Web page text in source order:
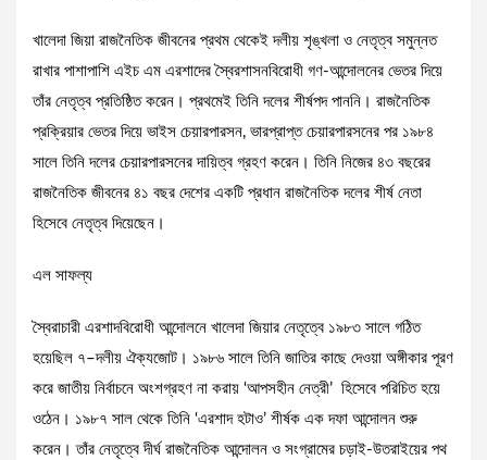
খালেদা জিয়া রাজনৈতিক জীবনের প্রথম থেকেই দলীয় শৃঙ্খলা ও নেতৃত্ব সমুন্নত
রাখার পাশাপাশি এইচ এম এরশাদের স্বৈরশাসনবিরোধী গণ-আন্দোলনের ভেতর দিয়ে
তাঁর নেতৃত্ব প্রতিষ্ঠিত করেন। প্রথমেই তিনি দলের শীর্ষপদ পাননি। রাজনৈতিক
প্রক্রিয়ার ভেতর দিয়ে ভাইস চেয়ারপারসন, ভারপ্রাপ্ত চেয়ারপারসনের পর ১৯৮৪
সালে তিনি দলের চেয়ারপারসনের দায়িত্ব গ্রহণ করেন। তিনি নিজের ৪৩ বছরের
রাজনৈতিক জীবনের ৪১ বছর দেশের একটি প্রধান রাজনৈতিক দলের শীর্ষ নেতা
হিসেবে নেতৃত্ব দিয়েছেন।
এল সাফল্য
স্বৈরাচারী এরশাদবিরোধী আন্দোলনে খালেদা জিয়ার নেতৃত্বে ১৯৮৩ সালে গঠিত
হয়েছিল ৭–দলীয় ঐক্যজোট। ১৯৮৬ সালে তিনি জাতির কাছে দেওয়া অঙ্গীকার পূরণ
করে জাতীয় নির্বাচনে অংশগ্রহণ না করায় ‘আপসহীন নেত্রী’ হিসেবে পরিচিত হয়ে
ওঠেন। ১৯৮৭ সাল থেকে তিনি ‘এরশাদ হটাও’ শীর্ষক এক দফা আন্দোলন শুরু
করেন। তাঁর নেতৃত্বে দীর্ঘ রাজনৈতিক আন্দোলন ও সংগ্রামের চড়াই-উতরাইয়ের পথ